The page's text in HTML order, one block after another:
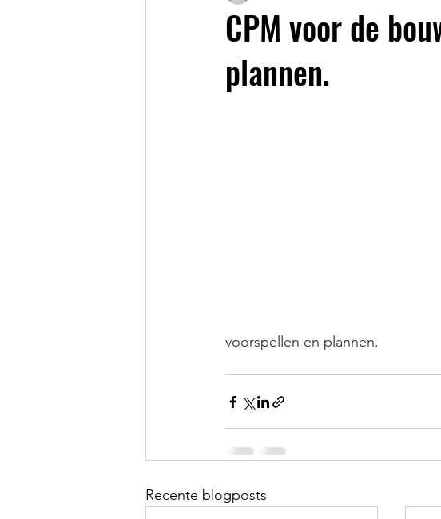
CPM voor de
plannen.
voorspellen en plannen.
Recente blogposts